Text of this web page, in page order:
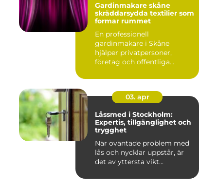
Gardinmakare skåne
skräddarsydda textilier som
formar rummet
En professionell
gardinmakare i Skåne
hjälper privatpersoner,
företag och offentliga
03. apr
Låssmed i Stockholm:
Expertis, tillgänglighet och
trygghet
När oväntade problem med
lås och nycklar uppstår, är
det av yttersta vikt...